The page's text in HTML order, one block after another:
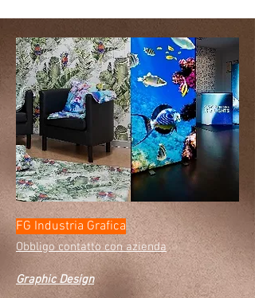
FG Industria Grafica
Obbligo contatto con azienda
Graphic Design